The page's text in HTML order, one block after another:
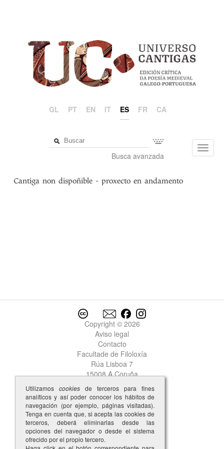
GL PT EN IT ES FR CA
Busca avanzada
Cantiga non dispoñible - proxecto en andamento
Copyright © 2026
Aviso legal
Contacto
Facultade de Filoloxía
Rúa Lisboa 7
15008 A Coruña
Utilizamos cookies de terceros para fines
analíticos y así poder conocer los hábitos de
navegación (por ejemplo, páginas visitadas).
Tenga en cuenta que, si acepta las cookies de
terceros, deberá eliminarlas desde las
opciones del navegador o desde el sistema
ofrecido por el propio tercero.